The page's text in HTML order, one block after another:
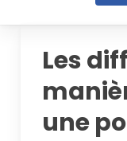
Les
une